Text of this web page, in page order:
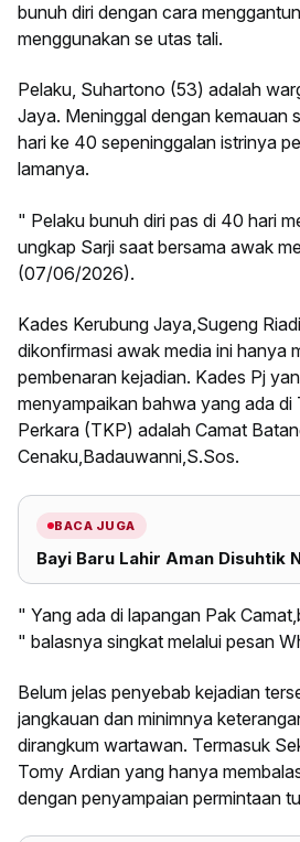
bunuh diri dengan cara
menggunakan se utas tali.
Pelaku, Suhartono (53) adalah
Jaya. Meninggal dengan kemauan
hari ke 40 sepeninggalan istrinya
lamanya.
" Pelaku bunuh diri pas di 40 hari
ungkap Sarji saat bersama awak
(07/06/2026).
Kades Kerubung Jaya,Sugeng
dikonfirmasi awak media ini hanya
pembenaran kejadian. Kades Pj
menyampaikan bahwa yang ada di
Perkara (TKP) adalah Camat
Cenaku,Badauwanni,S.Sos.
BACA JUGA
Bayi Baru Lahir Aman Disuhtik
" Yang ada di lapangan Pak
" balasnya singkat melalui pesan
Belum jelas penyebab kejadian
jangkauan dan minimnya
dirangkum wartawan. Termasuk
Tomy Ardian yang hanya
dengan penyampaian permintaan